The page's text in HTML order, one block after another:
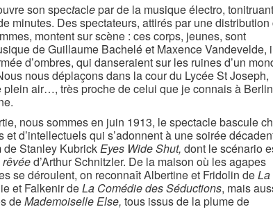
son spectaclepar de la musique électro,
minutes. Des spectateurs, attirés par une distribution
montent sur scène : ces corps, jeunes, sont
de Guillaume Bachelé et Maxence Vandevelde,
d’ombres, qui danseraient sur les ruines d’un
nous déplaçons dans la cour du Lycée St Joseph,
plein air…, très proche de celui que je connais à
nous sommes en juin 1913, le spectacle bascule
et d’intellectuels qui s’adonnent à une soirée
de Stanley Kubrick Eyes Wide Shut, dont lescénario
d’Arthur Schnitzler. De la maison où les agapes
se déroulent, on reconnaît Albertine et Fridolin deLa
et Falkenir deLa Comédie des Séductions, mais
deMademoiselle Else, tous issus de la plume de